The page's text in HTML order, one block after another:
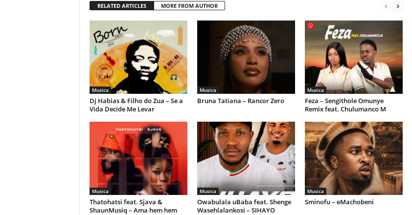
RELATED ARTICLES MORE FROM AUTHOR
Musica
Dj Habias & Filho do Zua – Se a
Vida Decide Me Levar
Musica
Bruna Tatiana – Rancor Zero
Musica
Feza – Sengithole Omunye
Remix feat. Chulumanco M
Musica
Thatohatsi feat. Sjava &
ShaunMusiq – Ama hem hem
Musica
Owabulala uBaba feat. Shenge
Wasehlalankosi – SIHAYO
Musica
Sminofu – eMachobeni